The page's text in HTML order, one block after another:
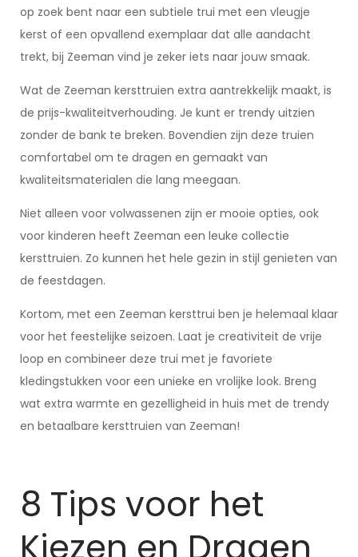
op zoek bent naar een subtiele trui met een vleugje
kerst of een opvallend exemplaar dat alle aandacht
trekt, bij Zeeman vind je zeker iets naar jouw smaak.
Wat de Zeeman kersttruien extra aantrekkelijk maakt, is
de prijs-kwaliteitverhouding. Je kunt er trendy uitzien
zonder de bank te breken. Bovendien zijn deze truien
comfortabel om te dragen en gemaakt van
kwaliteitsmaterialen die lang meegaan.
Niet alleen voor volwassenen zijn er mooie opties, ook
voor kinderen heeft Zeeman een leuke collectie
kersttruien. Zo kunnen het hele gezin in stijl genieten van
de feestdagen.
Kortom, met een Zeeman kersttrui ben je helemaal klaar
voor het feestelijke seizoen. Laat je creativiteit de vrije
loop en combineer deze trui met je favoriete
kledingstukken voor een unieke en vrolijke look. Breng
wat extra warmte en gezelligheid in huis met de trendy
en betaalbare kersttruien van Zeeman!
8 Tips voor het